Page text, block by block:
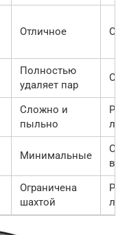
Отличное
Полностью
удаляет пар
Сложно и
пыльно
Минимальные
Ограничена
шахтой